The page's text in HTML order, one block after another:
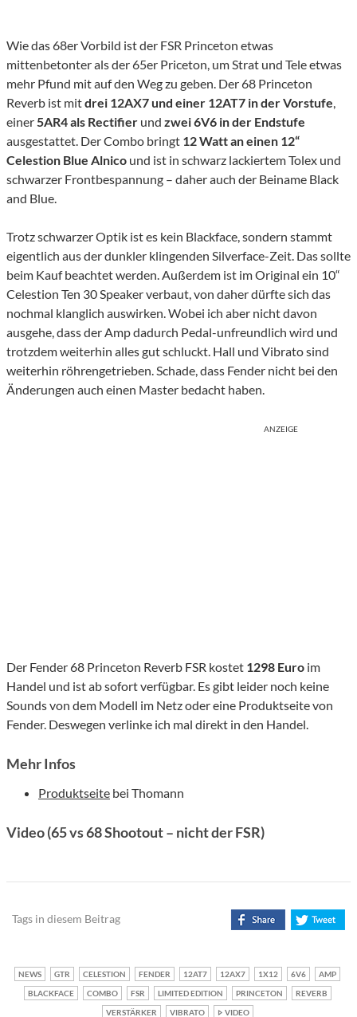
Wie das 68er Vorbild ist der FSR Princeton etwas
mittenbetonter als der 65er Priceton, um Strat und Tele etwas
mehr Pfund mit auf den Weg zu geben. Der 68 Princeton
Reverb ist mitdrei 12AX7 und einer 12AT7 in der Vorstufe,
einer5AR4 als Rectifier und zwei 6V6 in der Endstufe
ausgestattet. Der Combo bringt 12 Watt an einen 12“
Celestion Blue Alnico und ist in schwarz lackiertem Tolex und
schwarzer Frontbespannung – daher auch der Beiname Black
and Blue.
Trotz schwarzer Optik ist es kein Blackface, sondern stammt
eigentlich aus der dunkler klingenden Silverface-Zeit. Das sollte
beim Kauf beachtet werden. Außerdem ist im Original ein 10“
Celestion Ten 30 Speaker verbaut, von daher dürfte sich das
nochmal klanglich auswirken. Wobei ich aber nicht davon
ausgehe, dass der Amp dadurch Pedal-unfreundlich wird und
trotzdem weiterhin alles gut schluckt. Hall und Vibrato sind
weiterhin röhrengetrieben. Schade, dass Fender nicht bei den
Änderungen auch einen Master bedacht haben.
ANZEIGE
Der Fender 68 Princeton Reverb FSR kostet 1298 Euro im
Handel und ist ab sofort verfügbar. Es gibt leider noch keine
Sounds von dem Modell im Netz oder eine Produktseite von
Fender. Deswegen verlinke ich mal direkt in den Handel.
Mehr Infos
Produktseite bei Thomann
Video (65 vs 68 Shootout – nicht der FSR)
Tags in diesem Beitrag
NEWS GTR CELESTION FENDER 12AT7 12AX7 1X12 6V6
AMP
BLACKFACE
COMBO FSR LIMITED EDITION PRINCETON
REVERB
VERSTÄRKER
VIBRATO VIDEO